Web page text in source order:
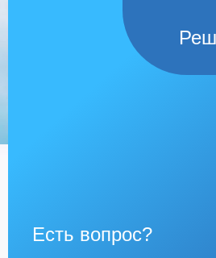
Есть вопрос?